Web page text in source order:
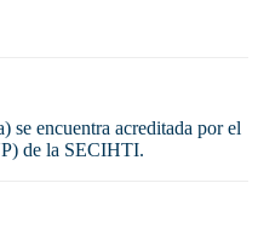
se encuentra acreditada por el
de la SECIHTI.